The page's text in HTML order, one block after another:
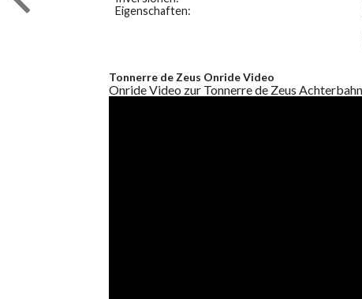
Eigenschaften:
Tonnerre de Zeus Onride Video
Onride Video zur Tonnerre de Zeus